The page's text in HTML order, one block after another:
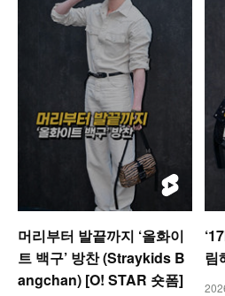
머리부터 발끝까지 ‘올화이
트 백구’ 방찬 (Straykids B
angchan) [O! STAR 숏폼]
림